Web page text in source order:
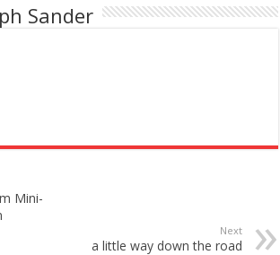
Sander
Mini-
Next
a little way down the road